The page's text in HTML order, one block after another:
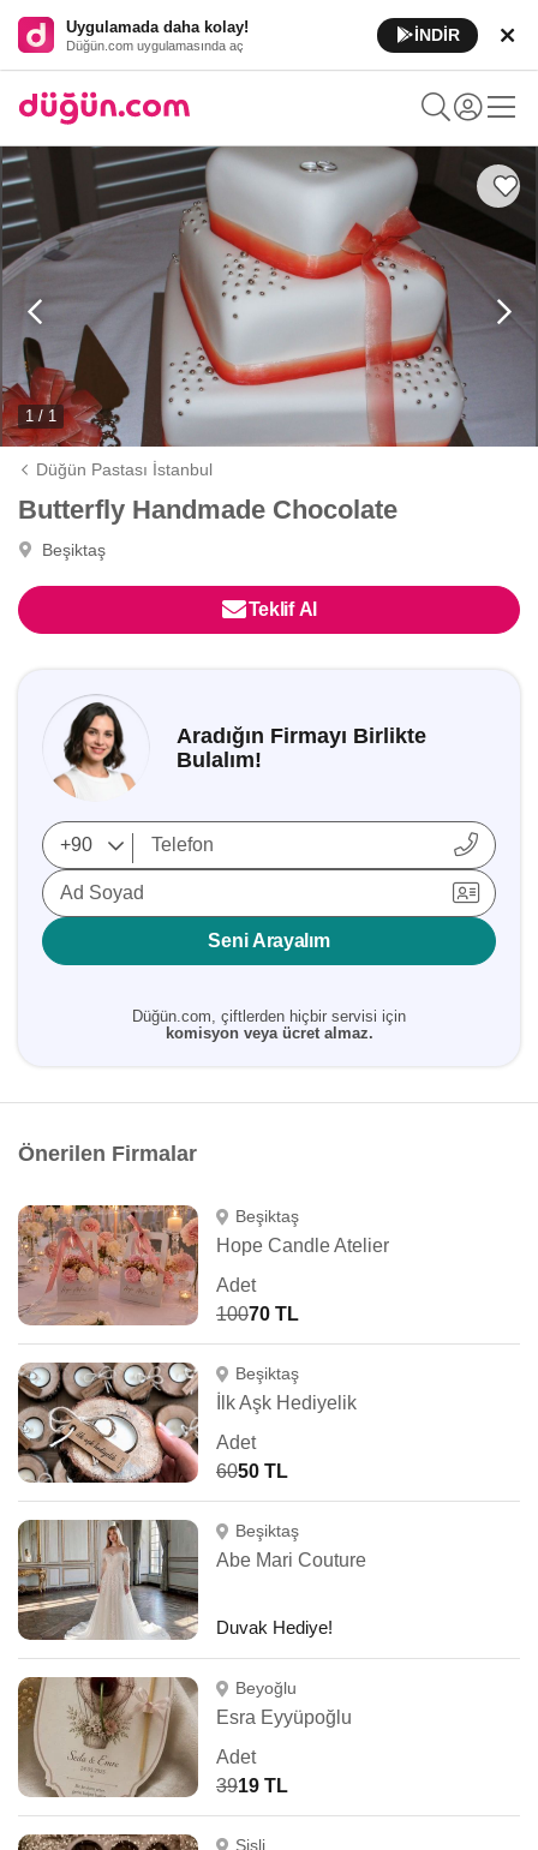
Uygulamada daha kolay!
Düğün.com uygulamasında aç
İNDİR
1 / 1
Düğün Pastası İstanbul
Butterfly Handmade Chocolate
Beşiktaş
Teklif Al
Aradığın Firmayı Birlikte
Bulalım!
Ad Soyad
Seni Arayalım
Düğün.com, çiftlerden hiçbir servisi için
komisyon veya ücret almaz.
Önerilen Firmalar
Beşiktaş
Hope Candle Atelier
Adet
10070 TL
Beşiktaş
İlk Aşk Hediyelik
Adet
6050 TL
Beşiktaş
Abe Mari Couture
Duvak Hediye!
Beyoğlu
Esra Eyyüpoğlu
Adet
3919 TL
Şişli